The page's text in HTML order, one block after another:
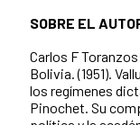
SOBRE EL
Carlos F
Bolivia. (1951).
los regímenes
Pinochet. Su